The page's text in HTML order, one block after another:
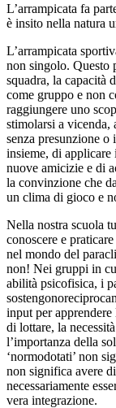
L’arrampicata fa
è insito nella natura
L’arrampicata
non singolo. Questo
squadra, la capacità
come gruppo e non
raggiungere uno
stimolarsi a vicenda,
senza presunzione
insieme, di
nuove amicizie e di
la convinzione che
un clima di gioco e
Nella nostra scuola
conoscere e
nel mondo del
non! Nei gruppi in
abilità psicofisica, i
input per
di lottare, la
l’importanza della
‘normodotati’ non
non significa avere
necessariamente
vera integrazione.